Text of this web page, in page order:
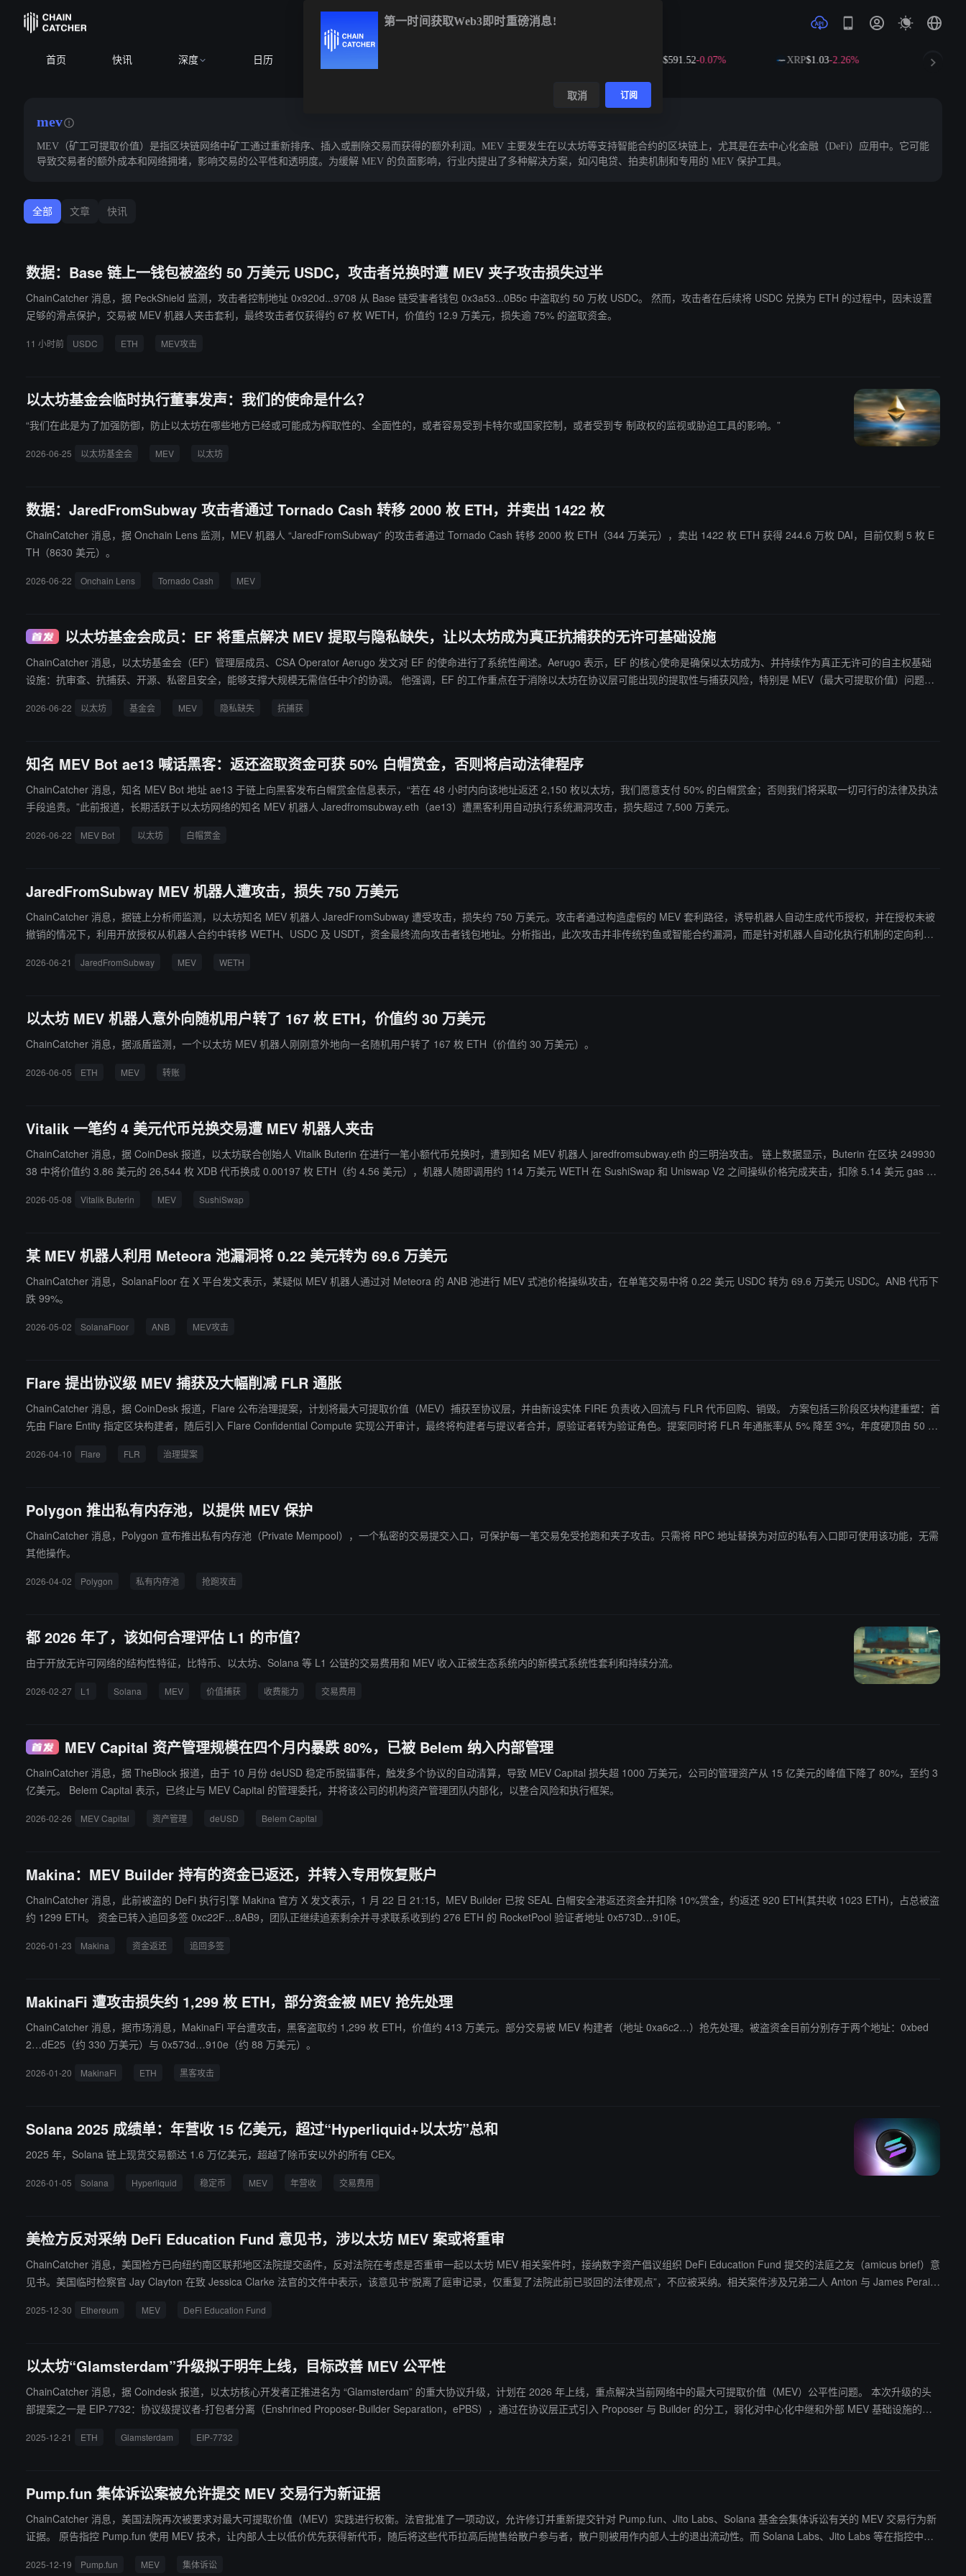
首页 快讯 深度 日历 $591.52-0.07% XRP$1.03-2.26% $72.63
mev
MEV（矿工可提取价值）是指区块链网络中矿工通过重新排序、插入或删除交易而获得的额外利润。MEV 主要发生在以太坊等支持智能合约的区块链上，尤其是在去中心化金融（DeFi）应用中。它可能
导致交易者的额外成本和网络拥堵，影响交易的公平性和透明度。为缓解 MEV 的负面影响，行业内提出了多种解决方案，如闪电贷、拍卖机制和专用的 MEV 保护工具。
全部 文章 快讯
数据：Base 链上一钱包被盗约 50 万美元 USDC，攻击者兑换时遭 MEV 夹子攻击损失过半
ChainCatcher 消息，据 PeckShield 监测，攻击者控制地址 0x920d...9708 从 Base 链受害者钱包 0x3a53...0B5c 中盗取约 50 万枚 USDC。 然而，攻击者在后续将 USDC 兑换为 ETH 的过程中，因未设置
足够的滑点保护，交易被 MEV 机器人夹击套利，最终攻击者仅获得约 67 枚 WETH，价值约 12.9 万美元，损失逾 75% 的盗取资金。
11 小时前 USDC ETH MEV攻击
以太坊基金会临时执行董事发声：我们的使命是什么？
“我们在此是为了加强防御，防止以太坊在哪些地方已经或可能成为榨取性的、全面性的，或者容易受到卡特尔或国家控制，或者受到专 制政权的监视或胁迫工具的影响。”
2026-06-25 以太坊基金会 MEV 以太坊
数据：JaredFromSubway 攻击者通过 Tornado Cash 转移 2000 枚 ETH，并卖出 1422 枚
ChainCatcher 消息，据 Onchain Lens 监测，MEV 机器人 “JaredFromSubway” 的攻击者通过 Tornado Cash 转移 2000 枚 ETH（344 万美元），卖出 1422 枚 ETH 获得 244.6 万枚 DAI，目前仅剩 5 枚 E
TH（8630 美元）。
2026-06-22 Onchain Lens Tornado Cash MEV
以太坊基金会成员：EF 将重点解决 MEV 提取与隐私缺失，让以太坊成为真正抗捕获的无许可基础设施
ChainCatcher 消息，以太坊基金会（EF）管理层成员、CSA Operator Aerugo 发文对 EF 的使命进行了系统性阐述。Aerugo 表示，EF 的核心使命是确保以太坊成为、并持续作为真正无许可的自主权基础
设施：抗审查、抗捕获、开源、私密且安全，能够支撑大规模无需信任中介的协调。 他强调，EF 的工作重点在于消除以太坊在协议层可能出现的提取性与捕获风险，特别是 MEV（最大可提取价值）问题和
移出基金会，但会对外部资助保持严格标准。近期部分人员离职属于正常机构调整，EF 将以有尊严的方式处理，不会将人事问题公开化。
2026-06-22 以太坊 基金会 MEV 隐私缺失 抗捕获
知名 MEV Bot ae13 喊话黑客：返还盗取资金可获 50% 白帽赏金，否则将启动法律程序
ChainCatcher 消息，知名 MEV Bot 地址 ae13 于链上向黑客发布白帽赏金信息表示，“若在 48 小时内向该地址返还 2,150 枚以太坊，我们愿意支付 50% 的白帽赏金；否则我们将采取一切可行的法律及执法
手段追责。”此前报道，长期活跃于以太坊网络的知名 MEV 机器人 Jaredfromsubway.eth（ae13）遭黑客利用自动执行系统漏洞攻击，损失超过 7,500 万美元。
2026-06-22 MEV Bot 以太坊 白帽赏金
JaredFromSubway MEV 机器人遭攻击，损失 750 万美元
ChainCatcher 消息，据链上分析师监测，以太坊知名 MEV 机器人 JaredFromSubway 遭受攻击，损失约 750 万美元。攻击者通过构造虚假的 MEV 套利路径，诱导机器人自动生成代币授权，并在授权未被
撤销的情况下，利用开放授权从机器人合约中转移 WETH、USDC 及 USDT，资金最终流向攻击者钱包地址。分析指出，此次攻击并非传统钓鱼或智能合约漏洞，而是针对机器人自动化执行机制的定向利
2026-06-21 JaredFromSubway MEV WETH
以太坊 MEV 机器人意外向随机用户转了 167 枚 ETH，价值约 30 万美元
ChainCatcher 消息，据派盾监测，一个以太坊 MEV 机器人刚刚意外地向一名随机用户转了 167 枚 ETH（价值约 30 万美元）。
2026-06-05 ETH MEV 转账
Vitalik 一笔约 4 美元代币兑换交易遭 MEV 机器人夹击
ChainCatcher 消息，据 CoinDesk 报道，以太坊联合创始人 Vitalik Buterin 在进行一笔小额代币兑换时，遭到知名 MEV 机器人 jaredfromsubway.eth 的三明治攻击。 链上数据显示，Buterin 在区块 249930
38 中将价值约 3.86 美元的 26,544 枚 XDB 代币换成 0.00197 枚 ETH（约 4.56 美元），机器人随即调用约 114 万美元 WETH 在 SushiSwap 和 Uniswap V2 之间操纵价格完成夹击，扣除 5.14 美元 gas 费
2026-05-08 Vitalik Buterin MEV SushiSwap
某 MEV 机器人利用 Meteora 池漏洞将 0.22 美元转为 69.6 万美元
ChainCatcher 消息，SolanaFloor 在 X 平台发文表示，某疑似 MEV 机器人通过对 Meteora 的 ANB 池进行 MEV 式池价格操纵攻击，在单笔交易中将 0.22 美元 USDC 转为 69.6 万美元 USDC。ANB 代币下
跌 99%。
2026-05-02 SolanaFloor ANB MEV攻击
Flare 提出协议级 MEV 捕获及大幅削减 FLR 通胀
ChainCatcher 消息，据 CoinDesk 报道，Flare 公布治理提案，计划将最大可提取价值（MEV）捕获至协议层，并由新设实体 FIRE 负责收入回流与 FLR 代币回购、销毁。 方案包括三阶段区块构建重塑：首
先由 Flare Entity 指定区块构建者，随后引入 Flare Confidential Compute 实现公开审计，最终将构建者与提议者合并，原验证者转为验证角色。提案同时将 FLR 年通胀率从 5% 降至 3%，年度硬顶由 50 亿
2026-04-10 Flare FLR 治理提案
Polygon 推出私有内存池，以提供 MEV 保护
ChainCatcher 消息，Polygon 宣布推出私有内存池（Private Mempool），一个私密的交易提交入口，可保护每一笔交易免受抢跑和夹子攻击。只需将 RPC 地址替换为对应的私有入口即可使用该功能，无需
其他操作。
2026-04-02 Polygon 私有内存池 抢跑攻击
都 2026 年了，该如何合理评估 L1 的市值？
由于开放无许可网络的结构性特征，比特币、以太坊、Solana 等 L1 公链的交易费用和 MEV 收入正被生态系统内的新模式系统性套利和持续分流。
2026-02-27 L1 Solana MEV 价值捕获 收费能力 交易费用
MEV Capital 资产管理规模在四个月内暴跌 80%，已被 Belem 纳入内部管理
ChainCatcher 消息，据 TheBlock 报道，由于 10 月份 deUSD 稳定币脱锚事件，触发多个协议的自动清算，导致 MEV Capital 损失超 1000 万美元，公司的管理资产从 15 亿美元的峰值下降了 80%，至约 3
亿美元。 Belem Capital 表示，已终止与 MEV Capital 的管理委托，并将该公司的机构资产管理团队内部化，以整合风险和执行框架。
2026-02-26 MEV Capital 资产管理 deUSD Belem Capital
Makina：MEV Builder 持有的资金已返还，并转入专用恢复账户
ChainCatcher 消息，此前被盗的 DeFi 执行引擎 Makina 官方 X 发文表示，1 月 22 日 21:15，MEV Builder 已按 SEAL 白帽安全港返还资金并扣除 10%赏金，约返还 920 ETH(其共收 1023 ETH)，占总被盗
约 1299 ETH。 资金已转入追回多签 0xc22F…8AB9，团队正继续追索剩余并寻求联系收到约 276 ETH 的 RocketPool 验证者地址 0x573D…910E。
2026-01-23 Makina 资金返还 追回多签
MakinaFi 遭攻击损失约 1,299 枚 ETH，部分资金被 MEV 抢先处理
ChainCatcher 消息，据市场消息，MakinaFi 平台遭攻击，黑客盗取约 1,299 枚 ETH，价值约 413 万美元。部分交易被 MEV 构建者（地址 0xa6c2…）抢先处理。被盗资金目前分别存于两个地址：0xbed
2…dE25（约 330 万美元）与 0x573d…910e（约 88 万美元）。
2026-01-20 MakinaFi ETH 黑客攻击
Solana 2025 成绩单：年营收 15 亿美元，超过“Hyperliquid+以太坊”总和
2025 年，Solana 链上现货交易额达 1.6 万亿美元，超越了除币安以外的所有 CEX。
2026-01-05 Solana Hyperliquid 稳定币 MEV 年营收 交易费用
美检方反对采纳 DeFi Education Fund 意见书，涉以太坊 MEV 案或将重审
ChainCatcher 消息，美国检方已向纽约南区联邦地区法院提交函件，反对法院在考虑是否重审一起以太坊 MEV 相关案件时，接纳数字资产倡议组织 DeFi Education Fund 提交的法庭之友（amicus brief）意
见书。美国临时检察官 Jay Clayton 在致 Jessica Clarke 法官的文件中表示，该意见书“脱离了庭审记录，仅重复了法院此前已驳回的法律观点”，不应被采纳。相关案件涉及兄弟二人 Anton 与 James Peraire
2 月下旬或 3 月初尽快安排重审。根据 DEF 于 12 月 19 日提交的意见书草案，该组织支持撤诉或判无罪，认为此类起诉将给 DeFi 开发者带来不确定性与恐惧，可能抑制行业创新并迫使参与者外流。检方则
2025-12-30 Ethereum MEV DeFi Education Fund
以太坊“Glamsterdam”升级拟于明年上线，目标改善 MEV 公平性
ChainCatcher 消息，据 Coindesk 报道，以太坊核心开发者正推进名为 “Glamsterdam” 的重大协议升级，计划在 2026 年上线，重点解决当前网络中的最大可提取价值（MEV）公平性问题。 本次升级的头
部提案之一是 EIP-7732：协议级提议者-打包者分离（Enshrined Proposer-Builder Separation，ePBS），通过在协议层正式引入 Proposer 与 Builder 的分工，弱化对中心化中继和外部 MEV 基础设施的依
地预加载和复用数据，使区块执行更快、更可预测，也为后续扩容打基础。目前 Glamsterdam 的完整 EIP 清单仍在敲定中。
2025-12-21 ETH Glamsterdam EIP-7732
Pump.fun 集体诉讼案被允许提交 MEV 交易行为新证据
ChainCatcher 消息，美国法院再次被要求对最大可提取价值（MEV）实践进行权衡。法官批准了一项动议，允许修订并重新提交针对 Pump.fun、Jito Labs、Solana 基金会集体诉讼有关的 MEV 交易行为新
证据。 原告指控 Pump.fun 使用 MEV 技术，让内部人士以低价优先获得新代币，随后将这些代币拉高后抛售给散户参与者，散户则被用作内部人士的退出流动性。而 Solana Labs、Jito Labs 等在指控中被
2025-12-19 Pump.fun MEV 集体诉讼
第一时间获取Web3即时重磅消息!
取消 订阅